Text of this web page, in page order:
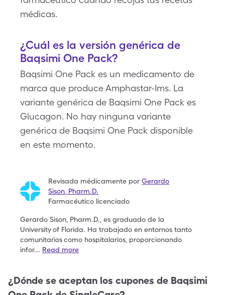
médicas.
¿Cuál es la versión genérica de
Baqsimi One Pack?
Baqsimi One Pack es un medicamento de
marca que produce Amphastar-Ims. La
variante genérica de Baqsimi One Pack es
Glucagon. No hay ninguna variante
genérica de Baqsimi One Pack disponible
en este momento.
Revisada médicamente por Gerardo
Sison Pharm.D.
Farmacéutico licenciado
Gerardo Sison, Pharm.D., es graduado de la
Universityof Florida. Ha trabajado en entornos tanto
comunitarioscomo hospitalarios, proporcionando
infor... Read more
¿Dónde se aceptan los cupones de Baqsimi